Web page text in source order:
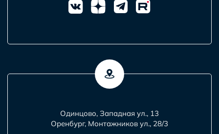
Одинцово, Западная ул., 13
Оренбург, Монтажников ул., 28/3